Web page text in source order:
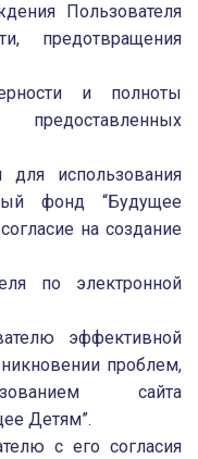
Пользователя
предотвращения
и полноты
для использования
фонд “Будущее
на создание
по электронной
эффективной
проблем,
сайта
Детям”.
с его согласия